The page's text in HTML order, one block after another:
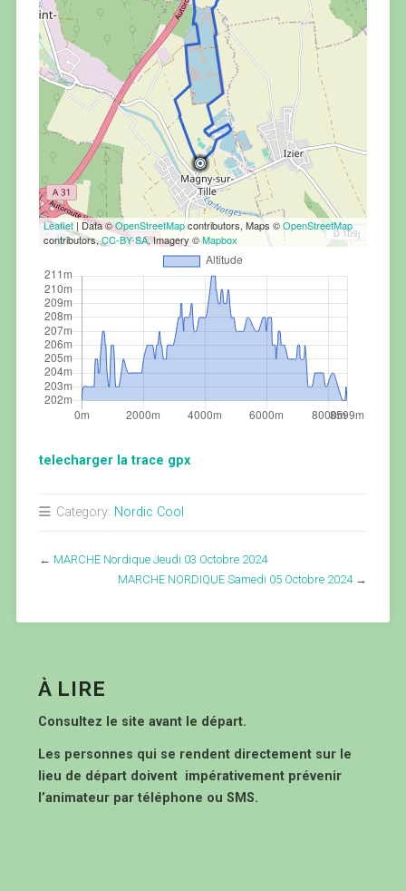
Leaflet| Data ©OpenStreetMapcontributors, Maps ©OpenStreetMap
contributors,CC-BY-SA, Imagery ©Mapbox
telecharger la trace gpx
Category: Nordic Cool
← MARCHE Nordique Jeudi 03 Octobre 2024
MARCHE NORDIQUE Samedi 05 Octobre 2024→
À LIRE
Consultez le site avant le départ.
Les personnes qui se rendent directement sur le
lieu de départ doivent impérativement prévenir
l’animateur par téléphone ou SMS.